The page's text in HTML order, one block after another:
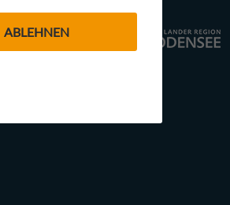
ABLEHNEN